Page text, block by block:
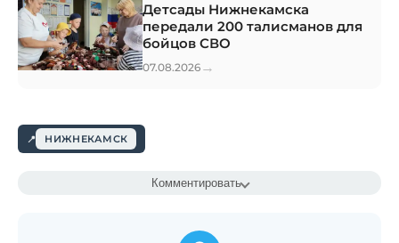
Детсады Нижнекамска
передали 200 талисманов для
бойцов СВО
07.08.2026 →
НИЖНЕКАМСК
Комментировать